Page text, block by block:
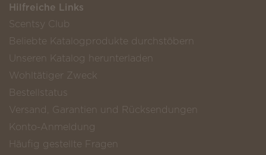
Hilfreiche Links
Scentsy Club
Beliebte Katalogprodukte durchstöbern
Unseren Katalog herunterladen
Wohltätiger Zweck
Bestellstatus
Versand, Garantien und Rücksendungen
Konto-Anmeldung
Häufig gestellte Fragen